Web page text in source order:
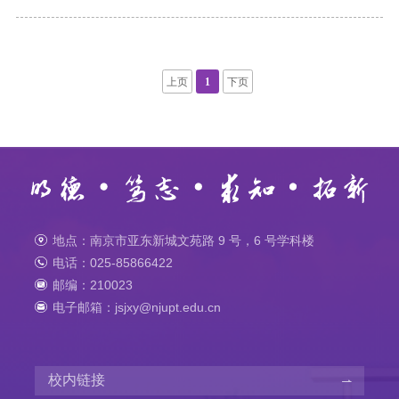
上页 1 下页
地点：南京市亚东新城文苑路 9 号，6 号学科楼
电话：025-85866422
邮编：210023
电子邮箱：jsjxy@njupt.edu.cn
校内链接